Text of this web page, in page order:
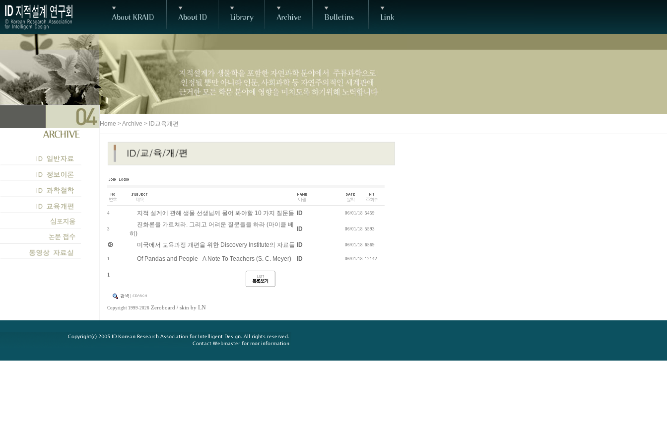
Home > Archive > ID교육개편
4 지적 설계에 관해 생물 선생님께 물어 봐야할 10 가지 질문들 ID 06/01/18 5459
3
진화론을 가르쳐라. 그리고 어려운 질문들을 하라 (마이클 베
히)
ID 06/01/18 5593
미국에서 교육과정 개편을 위한 Discovery Institute의 자료들 ID 06/01/18 6569
1 Of Pandas and People - A Note To Teachers (S. C. Meyer) ID 06/01/18 12142
1
Copyright 1999-2026 Zeroboard / skin by LN